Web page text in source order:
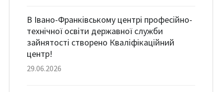
В Івано-Франківському центрі професійно-
технічної освіти державної служби
зайнятості створено Кваліфікаційний
центр!
29.06.2026